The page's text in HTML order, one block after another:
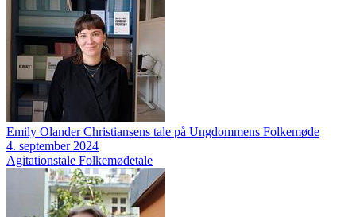
Emily Olander Christiansens tale på Ungdommens Folkemøde
4. september 2024
Agitationstale Folkemødetale